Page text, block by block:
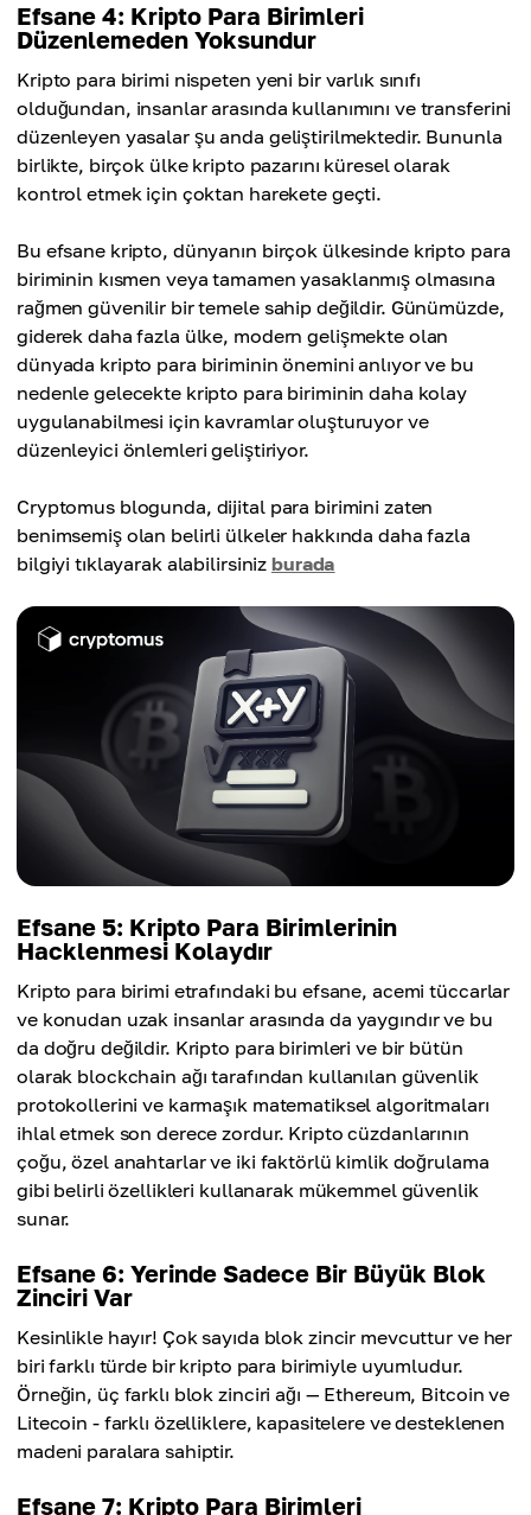
Efsane 4: Kripto Para Birimleri
Düzenlemeden Yoksundur
Kripto para birimi nispeten yeni bir varlık sınıfı
olduğundan, insanlar arasında kullanımını ve transferini
düzenleyen yasalar şu anda geliştirilmektedir. Bununla
birlikte, birçok ülke kripto pazarını küresel olarak
kontrol etmek için çoktan harekete geçti.
Bu efsane kripto, dünyanın birçok ülkesinde kripto para
biriminin kısmen veya tamamen yasaklanmış olmasına
rağmen güvenilir bir temele sahip değildir. Günümüzde,
giderek daha fazla ülke, modern gelişmekte olan
dünyada kripto para biriminin önemini anlıyor ve bu
nedenle gelecekte kripto para biriminin daha kolay
uygulanabilmesi için kavramlar oluşturuyor ve
düzenleyici önlemleri geliştiriyor.
Cryptomus blogunda, dijital para birimini zaten
benimsemiş olan belirli ülkeler hakkında daha fazla
bilgiyi tıklayarak alabilirsinizburada
Efsane 5: Kripto Para Birimlerinin
Hacklenmesi Kolaydır
Kripto para birimi etrafındaki bu efsane, acemi tüccarlar
ve konudan uzak insanlar arasında da yaygındır ve bu
da doğru değildir. Kripto para birimleri ve bir bütün
olarak blockchain ağı tarafından kullanılan güvenlik
protokollerini ve karmaşık matematiksel algoritmaları
ihlal etmek son derece zordur. Kripto cüzdanlarının
çoğu, özel anahtarlar ve iki faktörlü kimlik doğrulama
gibi belirli özellikleri kullanarak mükemmel güvenlik
sunar.
Efsane 6: Yerinde Sadece Bir Büyük Blok
Zinciri Var
Kesinlikle hayır! Çok sayıda blok zincir mevcuttur ve her
biri farklı türde bir kripto para birimiyle uyumludur.
Örneğin, üç farklı blok zinciri ağı — Ethereum, Bitcoin ve
Litecoin - farklı özelliklere, kapasitelere ve desteklenen
madeni paralara sahiptir.
Efsane 7: Kripto Para Birimleri